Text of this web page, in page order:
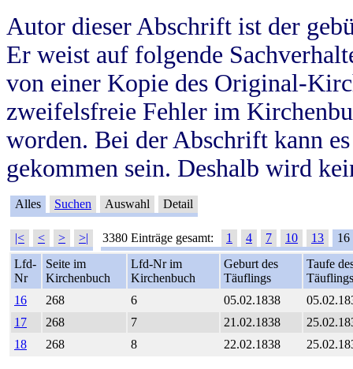
Autor dieser Abschrift ist der
Er weist auf folgende
von einer Kopie des Original-
zweifelsfreie Fehler im
worden. Bei der Abschrift kann
gekommen sein. Deshalb wird
Alles Suchen Auswahl Detail
|< < > >| 3380 Einträge gesamt: 1 4 7 10 13
16
Lfd-
Nr
Seite im
Kirchenbuch
Lfd-Nr im
Kirchenbuch
Geburt des
Täuflings
Taufe
Täuflings
16
268 6 05.02.1838
17
268 7 21.02.1838
18
268 8 22.02.1838